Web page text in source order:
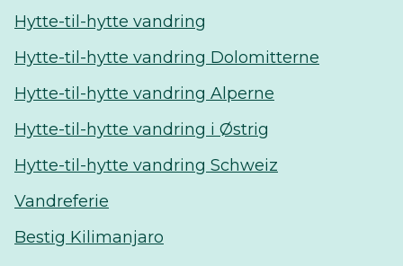
Hytte-til-hytte vandring
Hytte-til-hytte vandring Dolomitterne
Hytte-til-hytte vandring Alperne
Hytte-til-hytte vandring i Østrig
Hytte-til-hytte vandring Schweiz
Vandreferie
Bestig Kilimanjaro